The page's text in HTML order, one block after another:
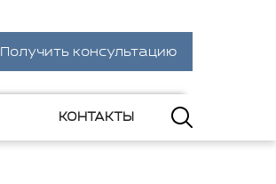
Получить консультацию
КОНТАКТЫ